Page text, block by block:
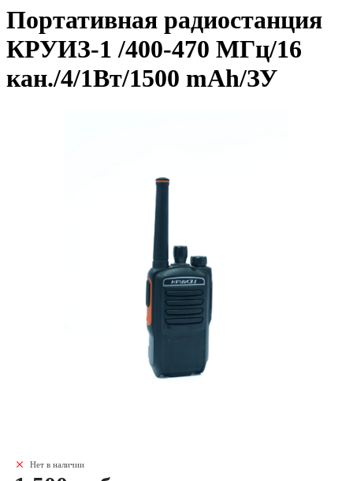
Портативная радиостанция
КРУИЗ-1 /400-470 МГц/16
кан./4/1Вт/1500 mAh/ЗУ
Нет в наличии